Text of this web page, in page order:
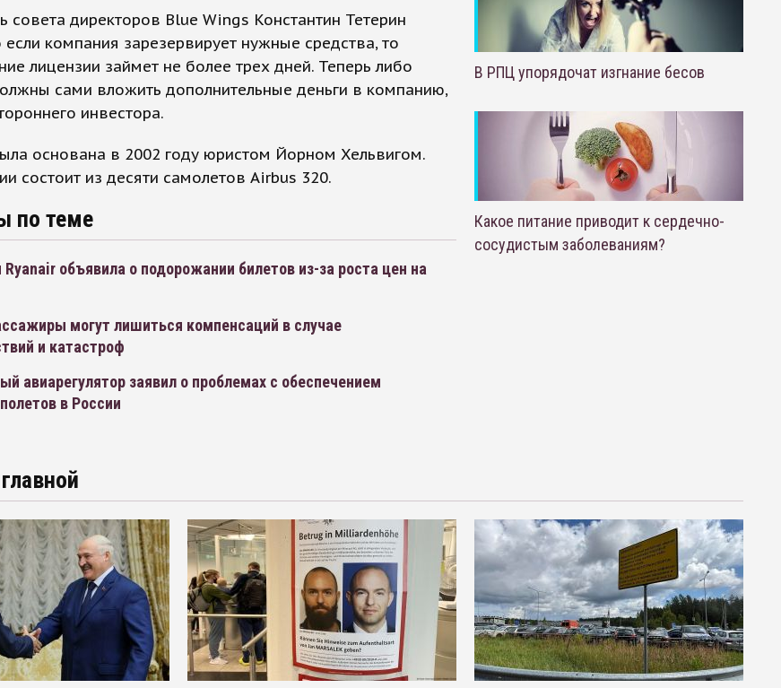
совета директоров Blue Wings Константин Тетерин
компания зарезервирует нужные средства, то
лицензии займет не более трех дней. Теперь либо
сами вложить дополнительные деньги в компанию,
инвестора.
основана в 2002 году юристом Йорном Хельвигом.
состоит из десяти самолетов Airbus 320.
по теме
объявила о подорожании билетов из-за роста цен на
могут лишиться компенсаций в случае
и катастроф
авиарегулятор заявил о проблемах с обеспечением
в России
В РПЦ упорядочат изгнание бесов
Какое питание приводит к сердечно-
сосудистым заболеваниям?